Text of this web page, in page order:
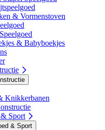
& Vormenstoven
& Babyboekjes
Knikkerbanen
Sport
& Sport